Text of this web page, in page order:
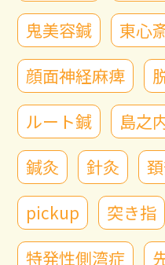
鬼美容鍼
東心
顔面神経麻痺
ルート鍼
島之
鍼灸
針灸
pickup
突き指
特発性側湾症